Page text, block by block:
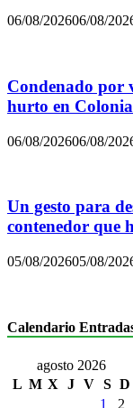
06/08/202606/08/
Condenado por
hurto en
06/08/202606/08/
Un gesto para
contenedor que
05/08/202605/08/
Calendario
agosto 2026
L M X J V S D
1
2